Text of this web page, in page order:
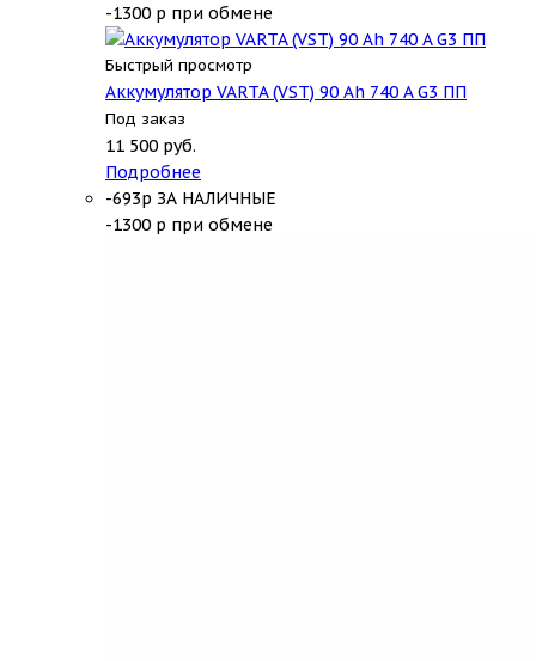
-1300 р при обмене
Быстрый просмотр
Аккумулятор VARTA (VST) 90 Ah 740 A G3 ПП
Под заказ
11 500 руб.
Подробнее
-693р ЗА НАЛИЧНЫЕ
-1300 р при обмене